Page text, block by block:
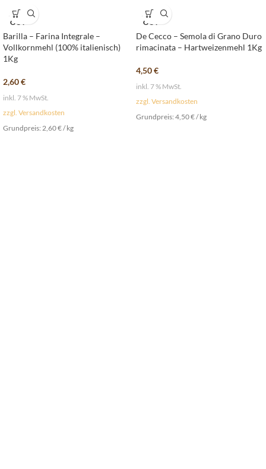
SOLD
OUT
Barilla – Farina Integrale –
Vollkornmehl (100% italienisch)
1Kg
2,60€
inkl. 7 % MwSt.
zzgl. Versandkosten
Grundpreis: 2,60€/kg
SOLD
OUT
De Cecco – Semola di Grano Duro
rimacinata – Hartweizenmehl 1Kg
4,50€
inkl. 7 % MwSt.
zzgl. Versandkosten
Grundpreis: 4,50€/kg